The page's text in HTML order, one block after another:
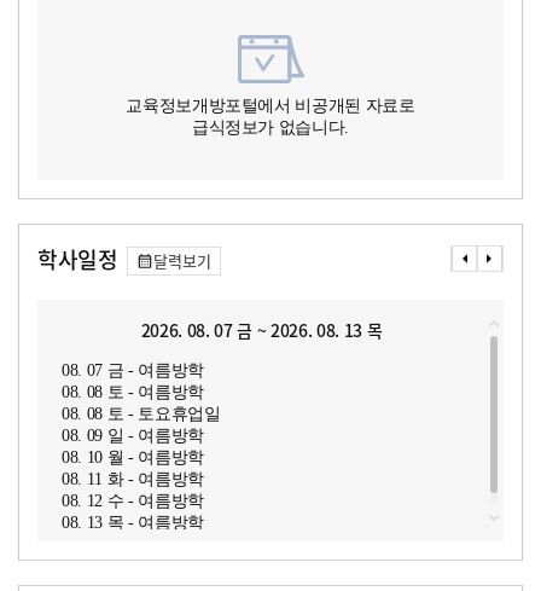
교육정보개방포털에서 비공개된 자료로
급식정보가 없습니다.
학사일정 달력보기
2026. 08. 07 금 ~ 2026. 08. 13 목
08. 07 금 - 여름방학
08. 08 토 - 여름방학
08. 08 토 - 토요휴업일
08. 09 일 - 여름방학
08. 10 월 - 여름방학
08. 11 화 - 여름방학
08. 12 수 - 여름방학
08. 13 목 - 여름방학